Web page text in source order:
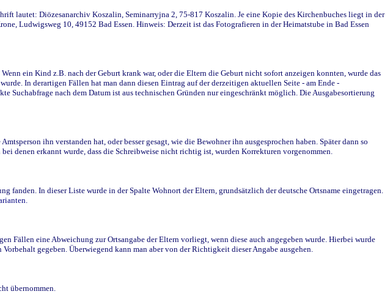
lautet: Diözesanarchiv Koszalin, Seminarryjna 2, 75-817 Koszalin. Je eine Kopie des Kirchenbuches liegt in der
Ludwigsweg 10, 49152 Bad Essen. Hinweis: Derzeit ist das Fotografieren in der Heimatstube in Bad Essen
ein Kind z.B. nach der Geburt krank war, oder die Eltern die Geburt nicht sofort anzeigen konnten, wurde das
In derartigen Fällen hat man dann diesen Eintrag auf der derzeitigen aktuellen Seite - am Ende -
nach dem Datum ist aus technischen Gründen nur eingeschränkt möglich. Die Ausgabesortierung
ihn verstanden hat, oder besser gesagt, wie die Bewohner ihn ausgesprochen haben. Später dann so
denen erkannt wurde, dass die Schreibweise nicht richtig ist, wurden Korrekturen vorgenommen.
In dieser Liste wurde in der Spalte Wohnort der Eltern, grundsätzlich der deutsche Ortsname eingetragen.
Fällen eine Abweichung zur Ortsangabe der Eltern vorliegt, wenn diese auch angegeben wurde. Hierbei wurde
gegeben. Überwiegend kann man aber von der Richtigkeit dieser Angabe ausgehen.
übernommen.